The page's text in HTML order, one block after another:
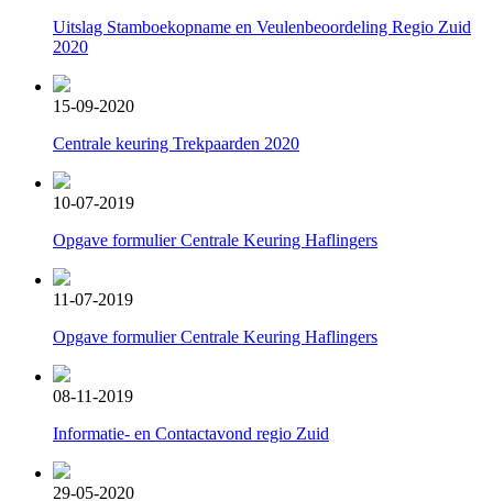
Uitslag Stamboekopname en Veulenbeoordeling Regio Zuid
2020
15-09-2020
Centrale keuring Trekpaarden 2020
10-07-2019
Opgave formulier Centrale Keuring Haflingers
11-07-2019
Opgave formulier Centrale Keuring Haflingers
08-11-2019
Informatie- en Contactavond regio Zuid
29-05-2020